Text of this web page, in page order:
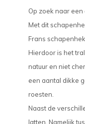
Op zoek naar
Met dit
Frans
Hierdoor is het
natuur en niet
een aantal dikke
roesten.
Naast de
latten. Namelijk